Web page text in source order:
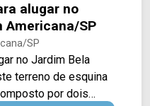
alugar no
Americana/SP
SP
no Jardim Bela
por dois